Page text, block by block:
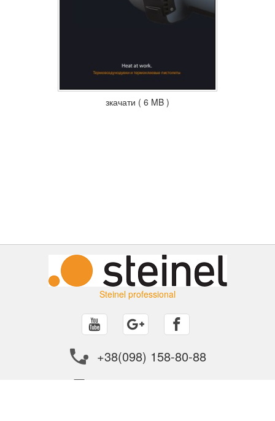
зкачати ( 6 MB )
Steinel professional
+38(098) 158-80-88